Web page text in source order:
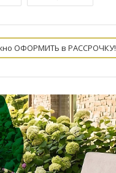
ОФОРМИТЬ в РАССРОЧКУ!